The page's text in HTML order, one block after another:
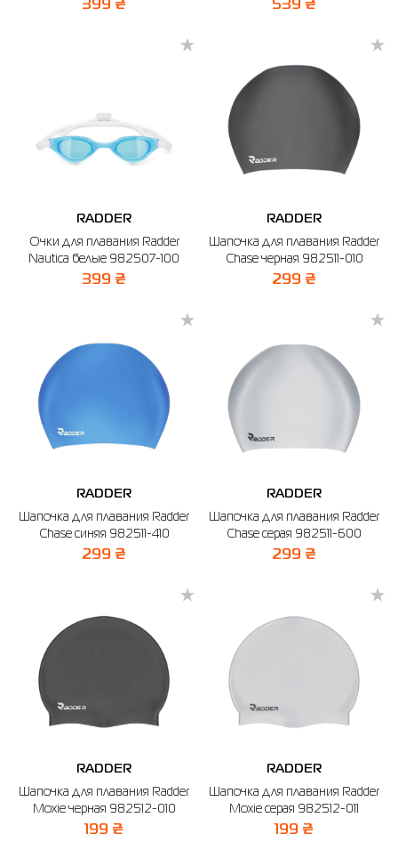
399 ₴ 539 ₴
RADDER
Очки для плавания Radder
Nautica белые 982507-100
399 ₴
RADDER
Шапочка для плавания Radder
Chase черная 982511-010
299 ₴
RADDER
Шапочка для плавания Radder
Chase синяя 982511-410
299 ₴
RADDER
Шапочка для плавания Radder
Chase серая 982511-600
299 ₴
RADDER
Шапочка для плавания Radder
Moxie черная 982512-010
199 ₴
RADDER
Шапочка для плавания Radder
Moxie серая 982512-011
199 ₴